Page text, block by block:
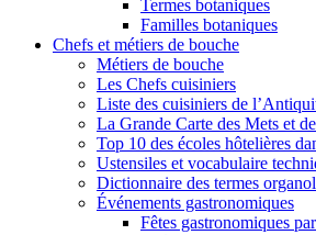
Termes botaniques
Familles botaniques
Chefs et métiers de bouche
Métiers de bouche
Les Chefs cuisiniers
Liste des cuisiniers de
La Grande Carte des Mets et
Top 10 des écoles hôtelières
Ustensiles et vocabulaire
Dictionnaire des termes
Événements gastronomiques
Fêtes gastronomiques